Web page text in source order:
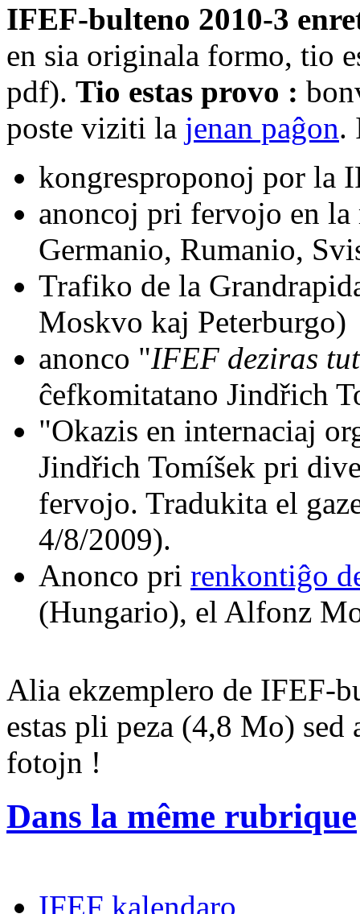
IFEF-bulteno 2010-3
en sia originala formo, tio
pdf). Tio estas provo :
poste viziti la jenan paĝon.
kongresproponoj por la
anoncoj pri fervojo en
Germanio, Rumanio,
Trafiko de la
Moskvo kaj Peterburgo)
anonco "IFEF deziras
ĉefkomitatano Jindřich
"Okazis en internaciaj
Jindřich Tomíšek pri
fervojo. Tradukita el
4/8/2009).
Anonco pri renkontiĝo
(Hungario), el Alfonz
Alia ekzemplero de IFEF-
estas pli peza (4,8 Mo)
fotojn !
Dans la même rubrique
IFEF kalendaro